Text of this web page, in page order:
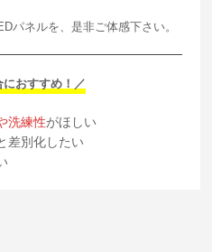
パネルを、是非ご体感下さい。
におすすめ！／
洗練性がほしい
差別化したい